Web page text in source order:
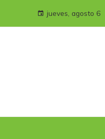
jueves, agosto 6